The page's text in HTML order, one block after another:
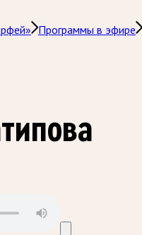
Программы в эфире